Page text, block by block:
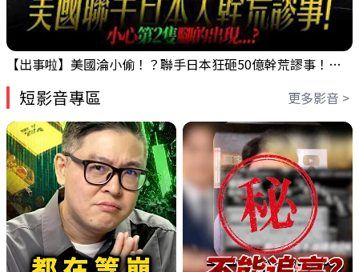
【出事啦】美國淪小偷！？聯手日本狂砸50億幹荒謬事！美元急殺黃金噴發，外資準備血洗台股！？｜ Mr.永年 李｜ 盤後講股 Mr.永年 李 2026 / 08 / 06
短影音專區 更多影音 >